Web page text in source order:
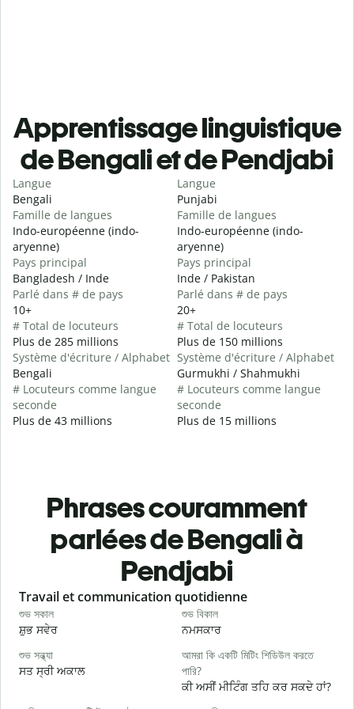
Apprentissage linguistique
de Bengali et de Pendjabi
Langue
Bengali
Famille de langues
Indo-européenne (indo-
aryenne)
Pays principal
Bangladesh / Inde
Parlé dans # de pays
10+
# Total de locuteurs
Plus de 285 millions
Système d'écriture / Alphabet
Bengali
# Locuteurs comme langue
seconde
Plus de 43 millions
Langue
Punjabi
Famille de langues
Indo-européenne (indo-
aryenne)
Pays principal
Inde / Pakistan
Parlé dans # de pays
20+
# Total de locuteurs
Plus de 150 millions
Système d'écriture / Alphabet
Gurmukhi / Shahmukhi
# Locuteurs comme langue
seconde
Plus de 15 millions
Phrases couramment
parlées de Bengali à
Pendjabi
Slide 1 of 6
Travail et communication quotidienne
শুভ সকাল
ਸ਼ੁਭ ਸਵੇਰ
শুভ বিকাল
ਨਮਸਕਾਰ
শুভ সন্ধ্যা
ਸਤ ਸ੍ਰੀ ਅਕਾਲ
আমরা কি একটি মিটিং শিডিউল করতে
পারি?
ਕੀ ਅਸੀਂ ਮੀਟਿੰਗ ਤਹਿ ਕਰ ਸਕਦੇ ਹਾਂ?